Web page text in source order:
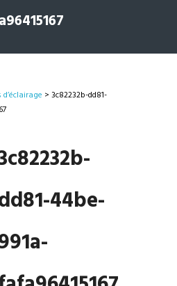
> 3c82232b-dd81-
44be-